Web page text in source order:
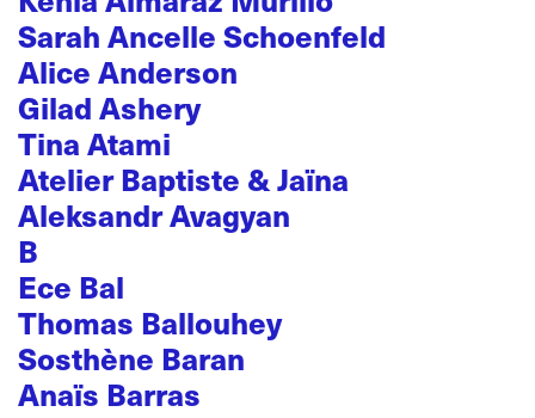
Sarah Ancelle Schoenfeld
Alice Anderson
Gilad Ashery
Tina Atami
Atelier Baptiste & Jaïna
Aleksandr Avagyan
B
Ece Bal
Thomas Ballouhey
Sosthène Baran
Anaïs Barras